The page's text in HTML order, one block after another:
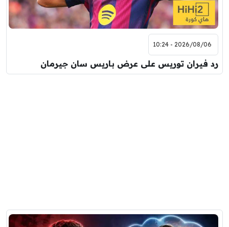
2026/08/06 - 10:24
رد فيران توريس على عرض باريس سان جيرمان